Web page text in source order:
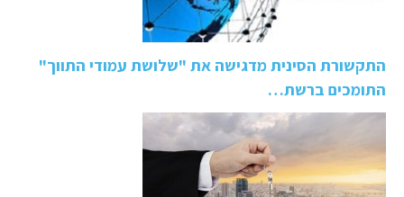
התקשורת הסינית מדגישה את "שלושת עמודי התווך"
התומכים ברשת…